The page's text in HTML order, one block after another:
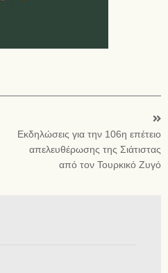
Εκδηλώσεις για την 106η επέτειο
απελευθέρωσης της Σιάτιστας
από τον Τουρκικό Ζυγό